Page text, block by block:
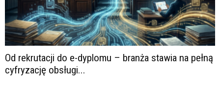
Od rekrutacji do e-dyplomu – branża stawia na pełną
cyfryzację obsługi...